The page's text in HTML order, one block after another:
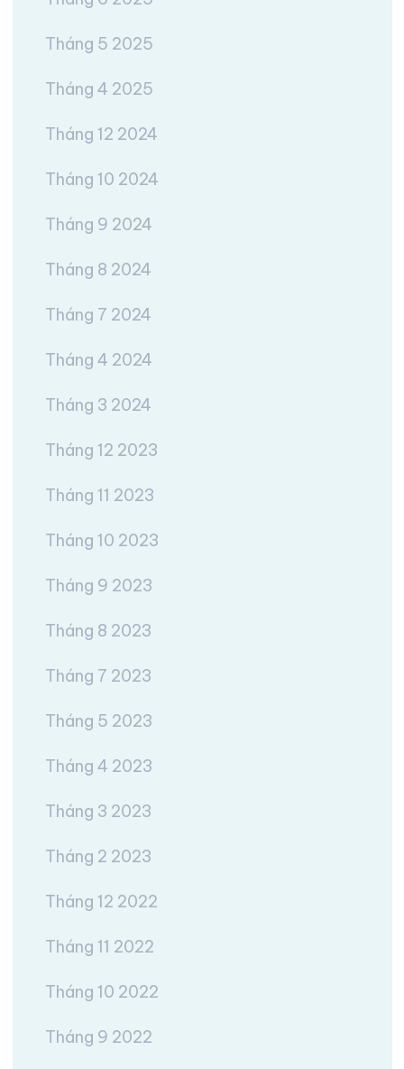
Tháng 5 2025
Tháng 4 2025
Tháng 12 2024
Tháng 10 2024
Tháng 9 2024
Tháng 8 2024
Tháng 7 2024
Tháng 4 2024
Tháng 3 2024
Tháng 12 2023
Tháng 11 2023
Tháng 10 2023
Tháng 9 2023
Tháng 8 2023
Tháng 7 2023
Tháng 5 2023
Tháng 4 2023
Tháng 3 2023
Tháng 2 2023
Tháng 12 2022
Tháng 11 2022
Tháng 10 2022
Tháng 9 2022